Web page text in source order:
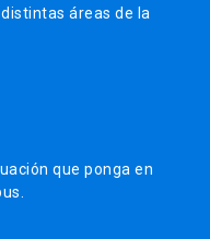
áreas de la
que ponga en